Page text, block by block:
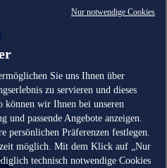
Nur notwendige Cookies
Sie uns Ihnen über
zu servieren und dieses
können wir Ihnen bei unseren
und passende Angebote anzeigen.
persönlichen Präferenzen festlegen.
möglich. Mit dem Klick auf „Nur
technisch notwendige Cookies